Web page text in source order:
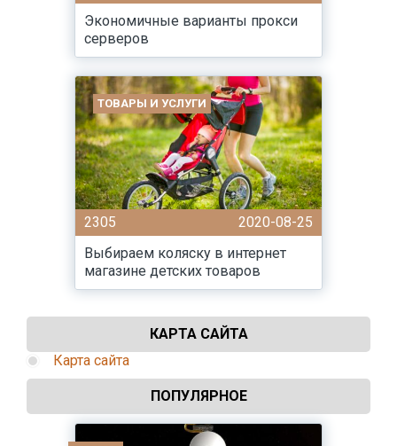
Экономичные варианты прокси
серверов
ТОВАРЫ И УСЛУГИ
2305
2020-08-25
Выбираем коляску в интернет
магазине детских товаров
КАРТА САЙТА
Карта сайта
ПОПУЛЯРНОЕ